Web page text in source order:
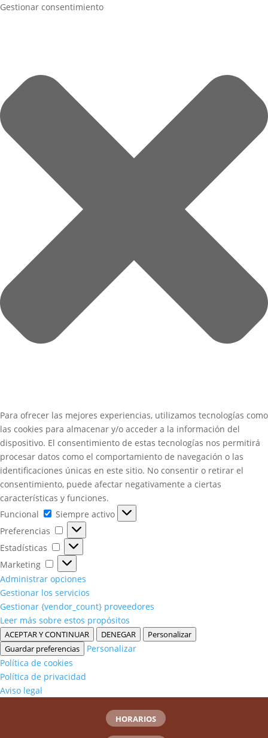
Gestionar consentimiento
Para ofrecer las mejores experiencias, utilizamos tecnologías como
las cookies para almacenar y/o acceder a la información del
dispositivo. El consentimiento de estas tecnologías nos permitirá
procesar datos como el comportamiento de navegación o las
identificaciones únicas en este sitio. No consentir o retirar el
consentimiento, puede afectar negativamente a ciertas
características y funciones.
Funcional
Funcional
Siempre activo
Preferencias
Preferencias
Estadísticas
Estadísticas
Marketing
Marketing
Administrar opciones
Gestionar los servicios
Gestionar {vendor_count} proveedores
Leer más sobre estos propósitos
ACEPTAR Y CONTINUAR DENEGAR
Personalizar
Guardar preferencias
Personalizar
Política de cookies
Política de privacidad
Aviso legal
HORARIOS